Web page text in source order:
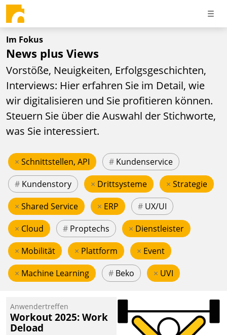
Im Fokus
News plus Views
Vorstöße, Neuigkeiten, Erfolgsgeschichten,
Interviews: Hier erfahren Sie im Detail, wie
wir digitalisieren und Sie profitieren können.
Steuern Sie über die Auswahl der Stichworte,
was Sie interessiert.
× Schnittstellen, API # Kundenservice
# Kundenstory × Drittsysteme × Strategie
× Shared Service × ERP # UX/UI
× Cloud # Proptechs × Dienstleister
× Mobilität × Plattform × Event
× Machine Learning # Beko × UVI
Anwendertreffen
Workout 2025: Work
Deload